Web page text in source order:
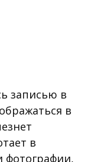
записью в
в
в
фотографии,